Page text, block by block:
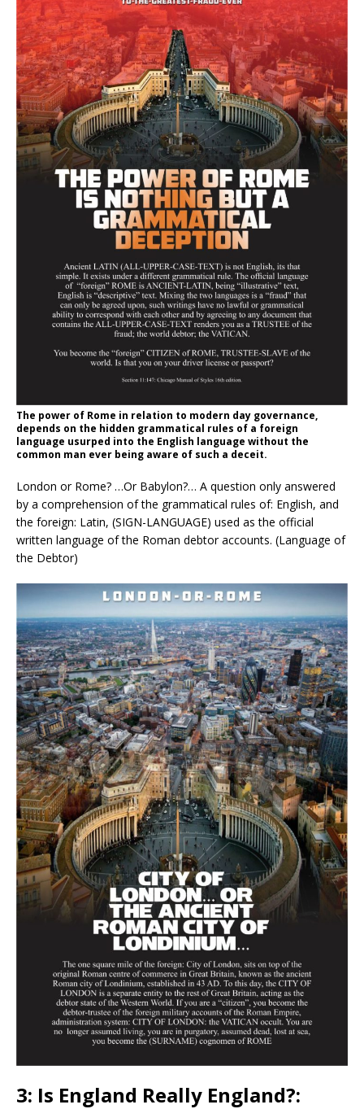
The power of Rome in relation to modern day governance,
depends on the hidden grammatical rules of a foreign
language usurped into the English language without the
common man ever being aware of such a deceit.
London or Rome? …Or Babylon?… A question only answered
by a comprehension of the grammatical rules of: English, and
the foreign: Latin, (SIGN-LANGUAGE) used as the official
written language of the Roman debtor accounts. (Language of
the Debtor)
3: Is England Really England?: